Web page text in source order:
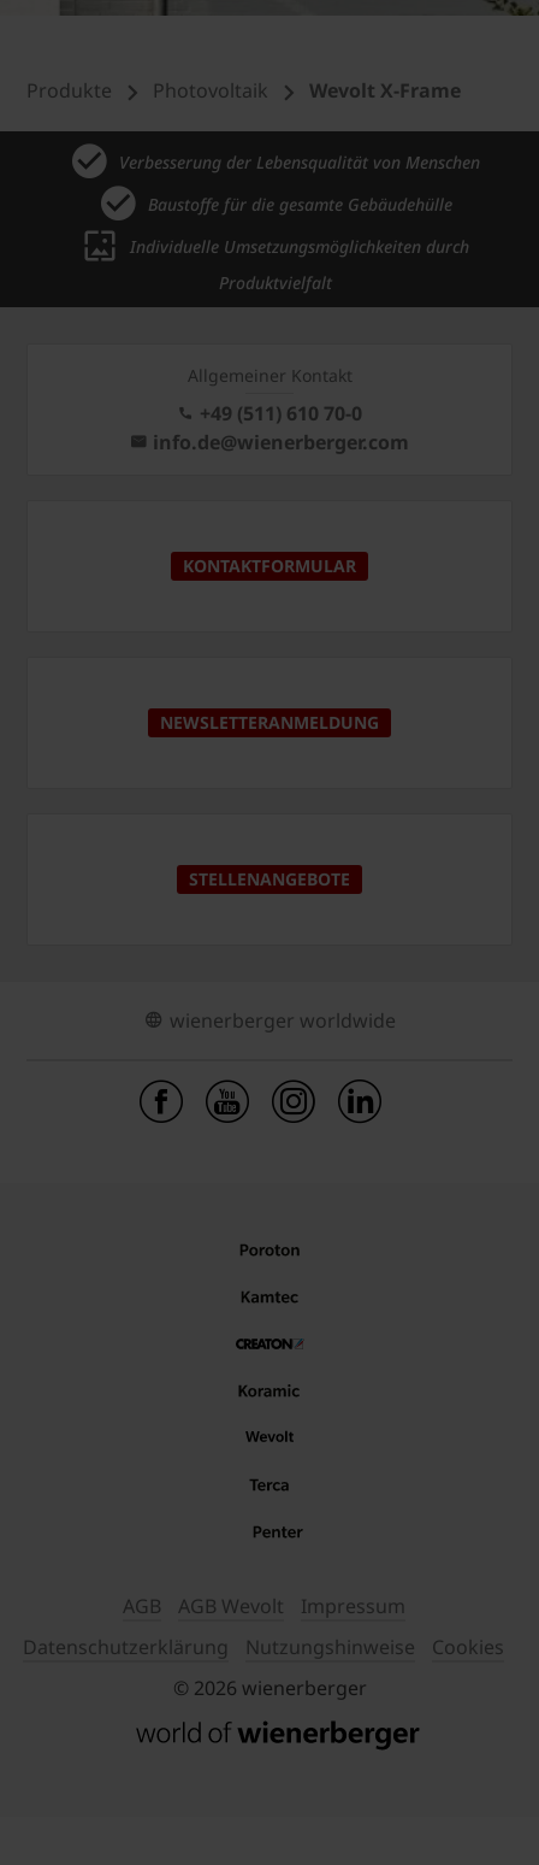
Produkte Photovoltaik Wevolt X-Frame
Verbesserung der Lebensqualität von Menschen
Baustoffe für die gesamte Gebäudehülle
Individuelle Umsetzungsmöglichkeiten durch
Produktvielfalt
Allgemeiner Kontakt
+49 (511) 610 70-0
info.de@wienerberger.com
KONTAKTFORMULAR
NEWSLETTERANMELDUNG
STELLENANGEBOTE
wienerberger worldwide
AGB AGB Wevolt
Impressum
Datenschutzerklärung
Nutzungshinweise
Cookies
© 2026 wienerberger